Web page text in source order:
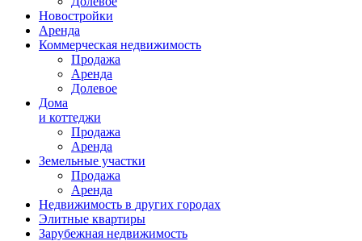
Новостройки
Аренда
Коммерческая недвижимость
Продажа
Аренда
Долевое
Дома
и коттеджи
Продажа
Аренда
Земельные участки
Продажа
Аренда
Недвижимость в других городах
Элитные квартиры
Зарубежная недвижимость